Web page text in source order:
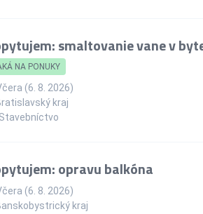
smaltovanie vane v
NA PONUKY
(6. 8. 2026)
kraj
Stavebníctvo
opravu balkóna
(6. 8. 2026)
kraj